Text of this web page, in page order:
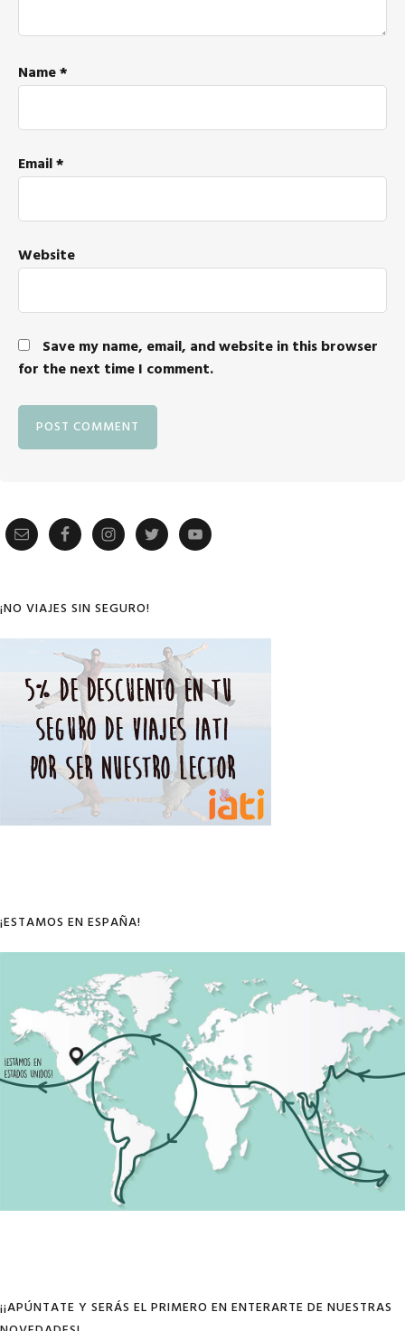
Name*
Email*
Website
Save my name, email, and website in this browser
for the next time I comment.
Primary
¡NO VIAJES SIN SEGURO!
¡ESTAMOS EN ESPAÑA!
¡¡APÚNTATE Y SERÁS EL PRIMERO EN ENTERARTE DE NUESTRAS